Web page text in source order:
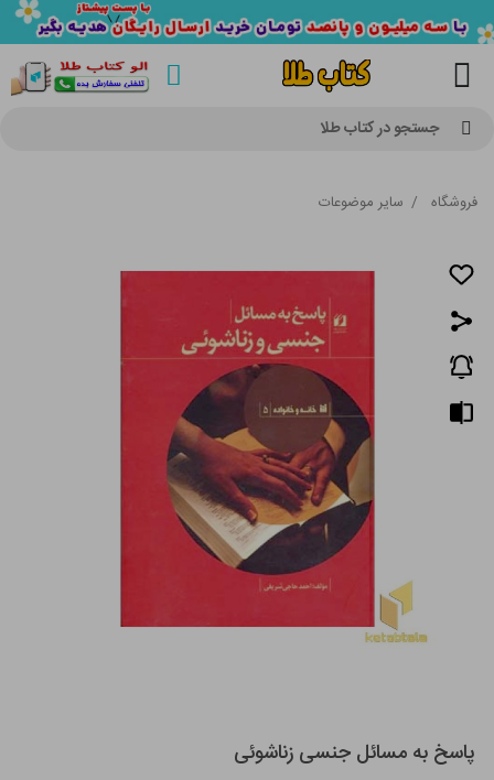
جستجو در کتاب طلا
فروشگاه / سایر موضوعات
پاسخ به مسائل جنسی زناشوئی